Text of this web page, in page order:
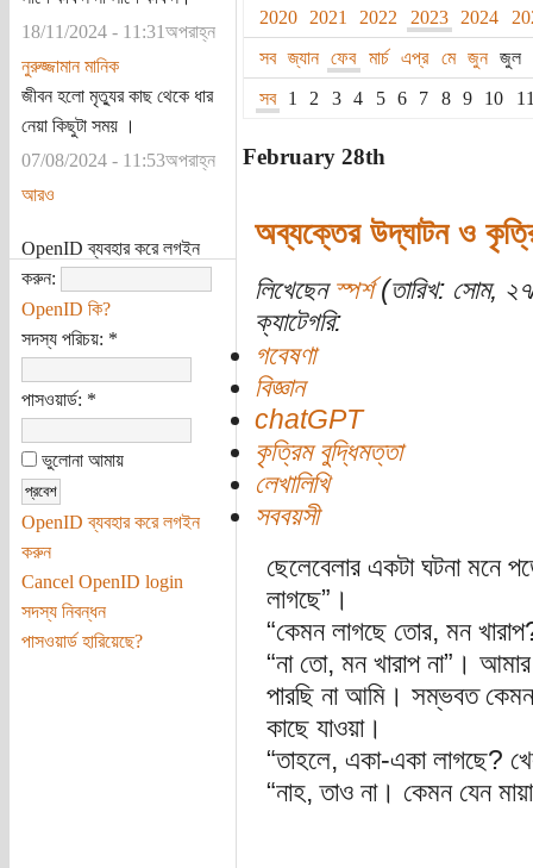
18/11/2024 - 11:31অপরাহ্ন
নুরুজ্জামান মানিক
জীবন হলো মৃত্যুর কাছ থেকে ধার
নেয়া কিছুটা সময় ।
07/08/2024 - 11:53অপরাহ্ন
আরও
OpenID ব্যবহার করে লগইন
করুন:
OpenID কি?
সদস্য পরিচয়: *
পাসওয়ার্ড: *
ভুলোনা আমায়
OpenID ব্যবহার করে লগইন
করুন
Cancel OpenID login
সদস্য নিবন্ধন
পাসওয়ার্ড হারিয়েছে?
2020
2021 2022 2023 2024
সব
জ্যান ফেব মার্চ এপ্র মে জুন
জুল
সব
1 2 3 4 5 6 7 8 9 10
February 28th
অব্যক্তের উদ্‌ঘাটন ও
লিখেছেন স্পর্শ(তারিখ: সোম,
ক্যাটেগরি:
গবেষণা
বিজ্ঞান
chatGPT
কৃত্রিম বুদ্ধিমত্তা
লেখালিখি
সববয়সী
ছেলেবেলার একটা ঘটনা মনে
লাগছে”।
“কেমন লাগছে তোর, মন
“না তো, মন খারাপ না”।
পারছি না আমি। সম্ভবত
কাছে যাওয়া।
“তাহলে, একা-একা লাগছে?
“নাহ, তাও না। কেমন যেন